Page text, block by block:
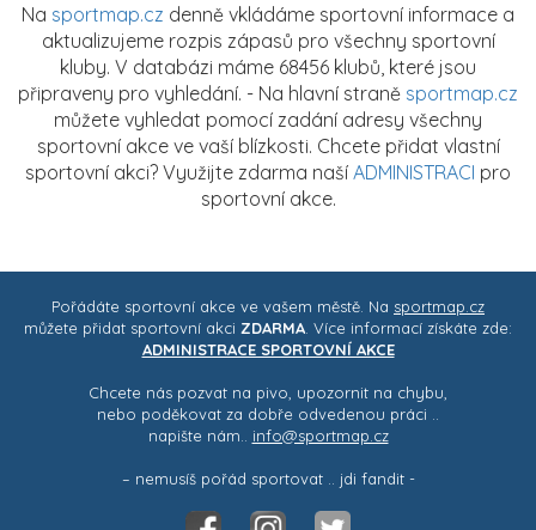
Na sportmap.cz denně vkládáme sportovní informace a
aktualizujeme rozpis zápasů pro všechny sportovní
kluby. V databázi máme 68456 klubů, které jsou
připraveny pro vyhledání. - Na hlavní straně sportmap.cz
můžete vyhledat pomocí zadání adresy všechny
sportovní akce ve vaší blízkosti. Chcete přidat vlastní
sportovní akci? Využijte zdarma naší ADMINISTRACI pro
sportovní akce.
Pořádáte sportovní akce ve vašem městě. Na sportmap.cz
můžete přidat sportovní akci ZDARMA . Více informací získáte zde:
ADMINISTRACE SPORTOVNÍ AKCE
Chcete nás pozvat na pivo, upozornit na chybu,
nebo poděkovat za dobře odvedenou práci ..
napište nám.. info@sportmap.cz
– nemusíš pořád sportovat .. jdi fandit -